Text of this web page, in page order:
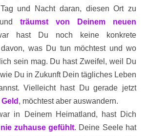
und Nacht daran, diesen Ort zu
träumst von Deinem neuen
hast Du noch keine konkrete
davon, was Du tun möchtest und wo
sein mag. Du hast Zweifel, weil Du
Du in Zukunft Dein tägliches Leben
Vielleicht hast Du gerade jetzt
, möchtest aber auswandern.
in Deinem Heimatland, hast Dich
nie zuhause gefühlt. Deine Seele hat